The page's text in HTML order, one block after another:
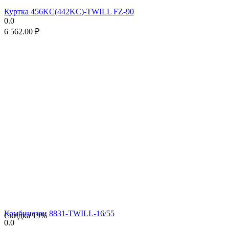
Куртка 456KC(442KC)-TWILL FZ-90
0.0
6 562.00 ₽
Скидка19%
Комбинезон 8831-TWILL-16/55
0.0